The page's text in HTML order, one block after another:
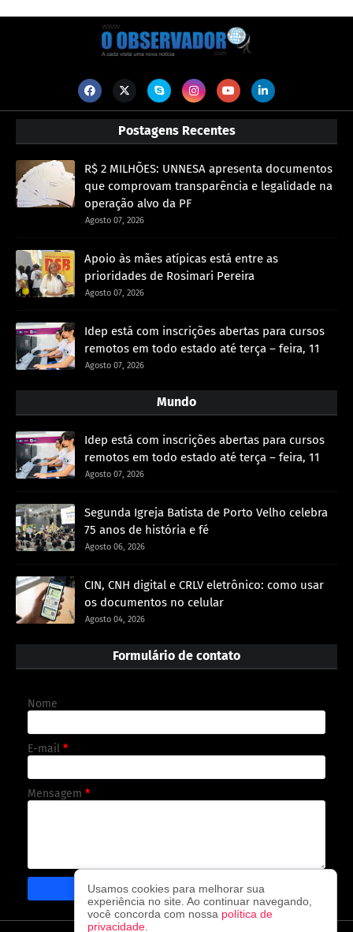
Postagens Recentes
R$ 2 MILHÕES: UNNESA apresenta documentos
que comprovam transparência e legalidade na
operação alvo da PF
Agosto 07, 2026
Apoio às mães atípicas está entre as
prioridades de Rosimari Pereira
Agosto 07, 2026
Idep está com inscrições abertas para cursos
remotos em todo estado até terça – feira, 11
Agosto 07, 2026
Mundo
Idep está com inscrições abertas para cursos
remotos em todo estado até terça – feira, 11
Agosto 07, 2026
Segunda Igreja Batista de Porto Velho celebra
75 anos de história e fé
Agosto 06, 2026
CIN, CNH digital e CRLV eletrônico: como usar
os documentos no celular
Agosto 04, 2026
Formulário de contato
Nome
E-mail *
Mensagem *
Usamos cookies para melhorar sua
experiência no site. Ao continuar navegando,
você concorda com nossa política de
privacidade